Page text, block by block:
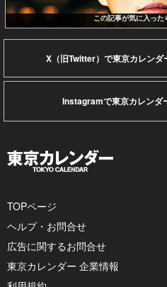
この記事が気に入った
X（旧Twitter）で東京カレンダ
Instagramで東京カレンダ
TOPページ
ヘルプ・お問合せ
広告に関するお問合せ
東京カレンダー 企業情報